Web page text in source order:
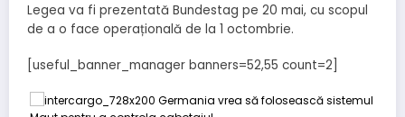
Legea va fi prezentată Bundestag pe 20 mai, cu scopul
de a o face operațională de la 1 octombrie.
[useful_banner_manager banners=52,55 count=2]